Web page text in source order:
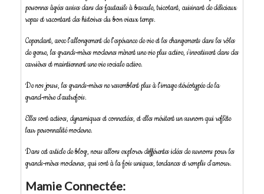
personnes âgées assises dans des fauteuils à bascule, tricotant, cuisinant de délicieux
repas et racontant des histoires du bon vieux temps.
Cependant, avec l'allongement de l'espérance de vie et les changements dans les rôles
de genre, les grands-mères modernes mènent une vie plus active, s'investissent dans des
carrières et maintiennent une vie sociale active.
De nos jours, les grands-mères ne ressemblent plus à l'image stéréotypée de la
grand-mère d'autrefois.
Elles sont actives, dynamiques et connectées, et elles méritent un surnom qui reflète
leur personnalité moderne.
Dans cet article de blog, nous allons explorer différentes idées de surnoms pour les
grands-mères modernes, qui sont à la fois uniques, tendances et remplis d'amour.
Mamie Connectée: